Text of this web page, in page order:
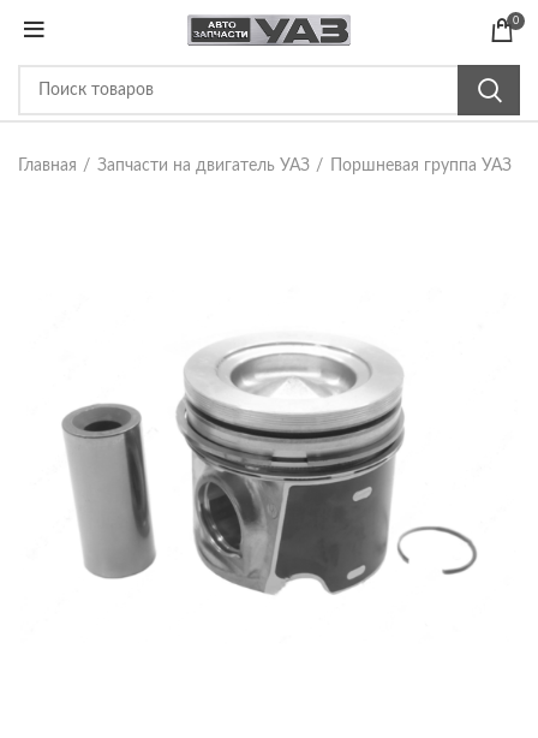
0
Главная Запчасти на двигатель УАЗ Поршневая группа УАЗ